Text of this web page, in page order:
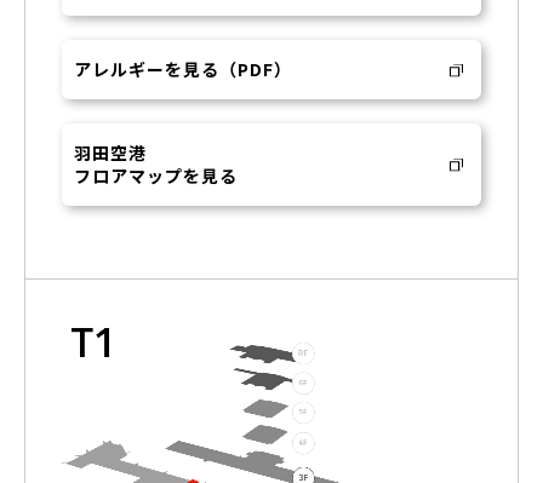
アレルギーを見る（PDF）
羽田空港
フロアマップを見る